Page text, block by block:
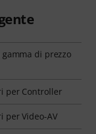
gamma di prezzo
per Controller
per Video-AV